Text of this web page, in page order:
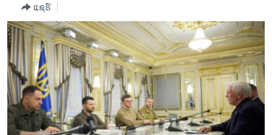
ເອເຊຍ
ອິດສະຫຼະພາບດ້ານການຂ່າວ
ຊີວິດຊາວລາວ
ຊຸມຊົນຊາວລາວ
ວິທະຍາສາດ-ເທັກໂນໂລຈີ
ທຸລະກິດ
ແຊຣ໌